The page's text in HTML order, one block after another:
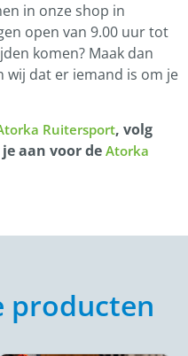
in onze shop in
open van 9.00 uur tot
komen? Maak dan
wij dat er iemand is om je
Ruitersport, volg
aan voor de Atorka
producten